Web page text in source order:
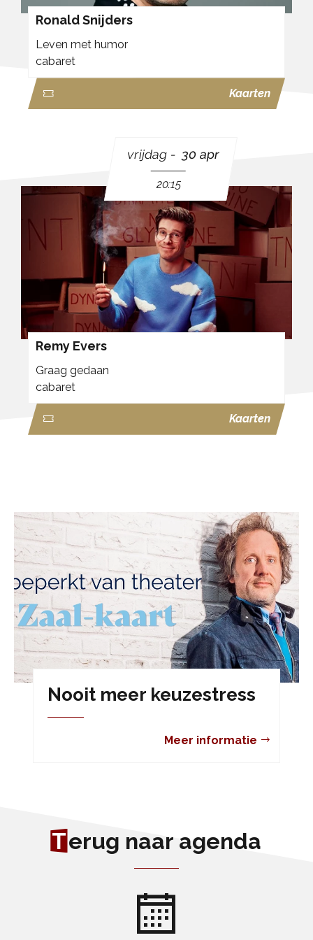
Ronald Snijders
Leven met humor
cabaret
Kaarten
vrijdag 30 apr
20:15
Remy Evers
Graag gedaan
cabaret
Kaarten
Nooit meer keuzestress
Meer informatie
Terug naar agenda